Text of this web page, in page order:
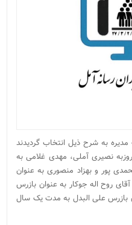
به شرح ذیل انتخاب گردیدند
نصیری آملی، مهدی غلامی به
پور و بهزاد منصوری به عنوان
روح اله جوکار به عنوان بازرس
بازرس علی البدل به مدت یک سال